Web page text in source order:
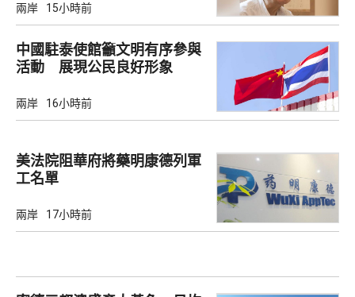
兩岸 15小時前
中國駐泰使館籲文明有序參與
活動 展現公民良好形象
兩岸 16小時前
美法院阻華府將藥明康德列軍
工名單
兩岸 17小時前